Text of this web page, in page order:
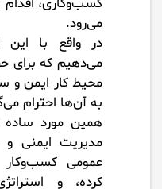
می‌رود.
در واقع با این
می‌دهیم که برای
محیط کار ایمن و
به آن‌ها احترام
همین مورد ساده
مدیریت ایمنی
عمومی کسب‌وکار
کرده، و